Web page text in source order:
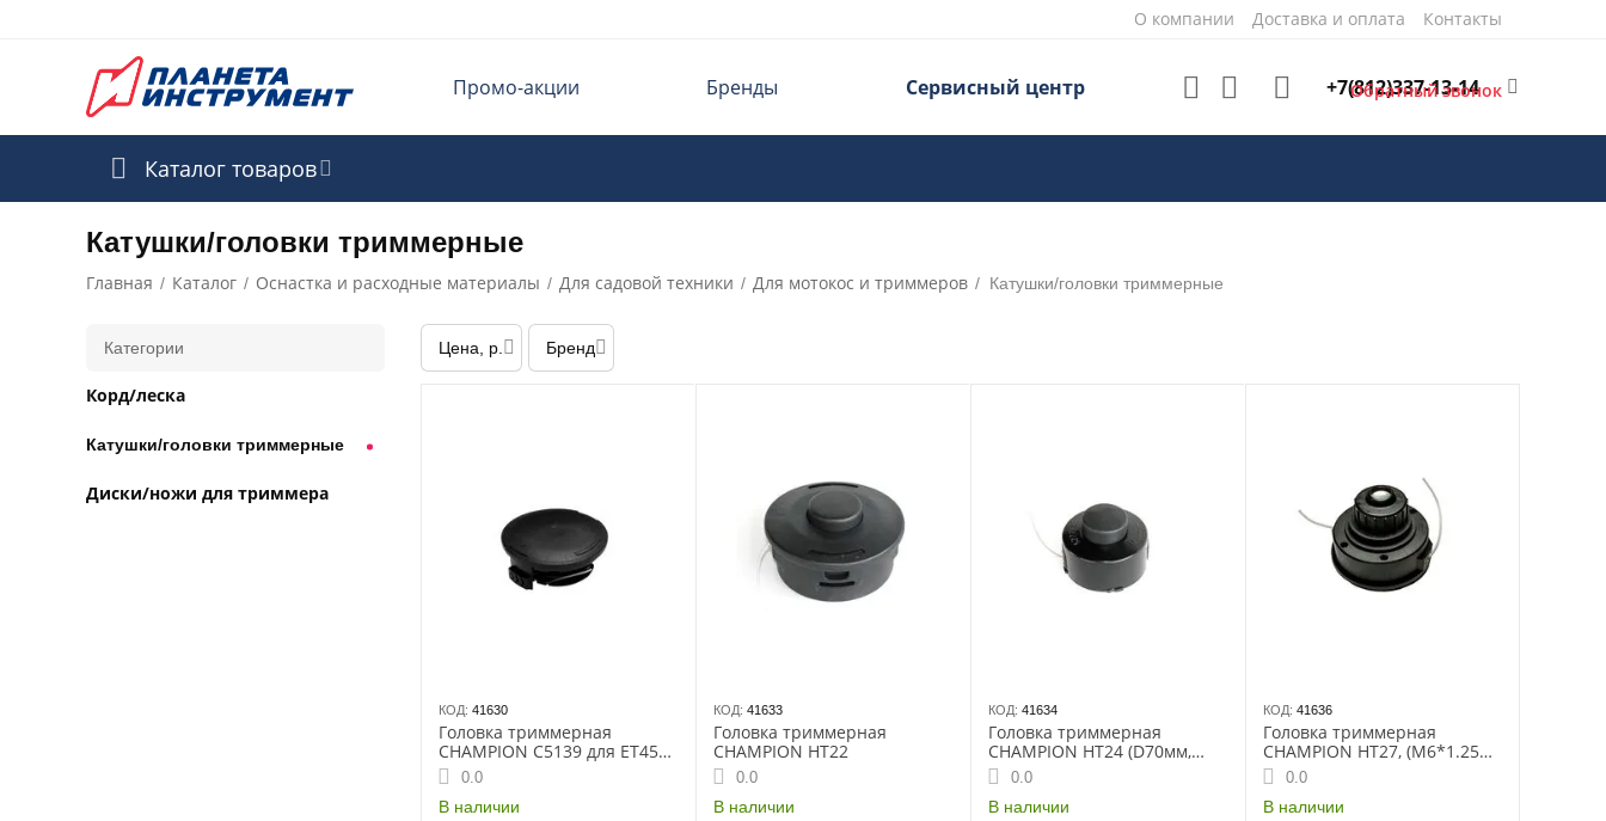
О компании Доставка и оплата Контакты
Промо-акции Бренды Сервисный центр +7(812)337-13-14
Обратный звонок
Каталог товаров
Катушки/головки триммерные
Главная / Каталог / Оснастка и расходные материалы / Для садовой техники / Для мотокос и триммеров / Катушки/головки триммерные
Цена, р. Бренд
КОД: 41630
Головка триммерная
CHAMPION C5139 для ET451
(тип крепления "клипса")
0.0
В наличии
КОД: 41633
Головка триммерная
CHAMPION HT22
0.0
В наличии
КОД: 41634
Головка триммерная
CHAMPION HT24 (D70мм,
корд1.6-2.0мм, тип
крепления"клипса"), ET450 и
др (C5073)
0.0
В наличии
КОД: 41636
Головка триммерная
CHAMPION HT27, (М6*1.25
правая) C5084
0.0
В наличии
Категории
Корд/леска
Катушки/головки триммерные
Диски/ножи для триммера